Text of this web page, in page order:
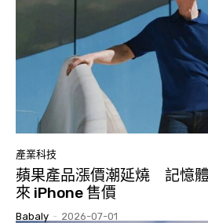
產業科技
蘋果產品漲價潮延燒 記憶
來 iPhone 售價
Babaly - 2026-07-01